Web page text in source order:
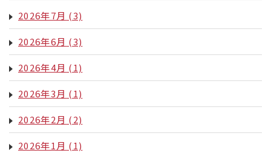
2026年7月 (3)
2026年6月 (3)
2026年4月 (1)
2026年3月 (1)
2026年2月 (2)
2026年1月 (1)